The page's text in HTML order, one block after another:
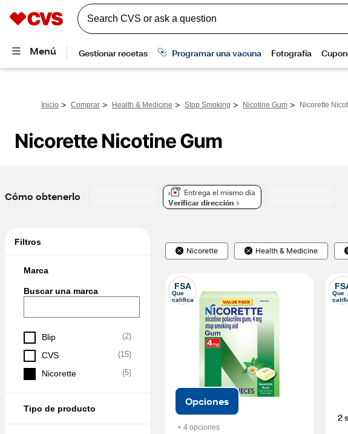
Inicio > Comprar > Health & Medicine > Stop Smoking > Nicotine Gum > Nicorette
Nicorette Nicotine Gum
Cómo obtenerlo
Entrega el mismo día
Verificar dirección
Filtros
Marca
Buscar una marca
Blip (2)
CVS (15)
Nicorette (5)
Tipo de producto
Nicorette Health & Medicine
FSA
Que
califica
+ 4 opciones
Opciones
Que
2